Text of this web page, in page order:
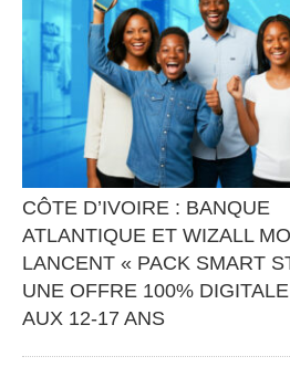
CÔTE D’IVOIRE : BANQUE
ATLANTIQUE ET WIZALL
LANCENT « PACK SMART
UNE OFFRE 100%
AUX 12-17 ANS